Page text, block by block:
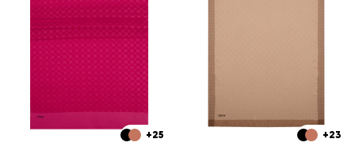
+25 +23